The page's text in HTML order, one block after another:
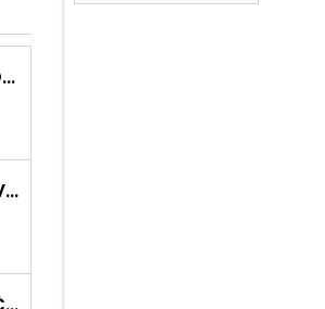
GOLDON OCELOVÉ PRSTOVÉ ČINELKY
SIRIUS KYTAROVÁ STRUNA